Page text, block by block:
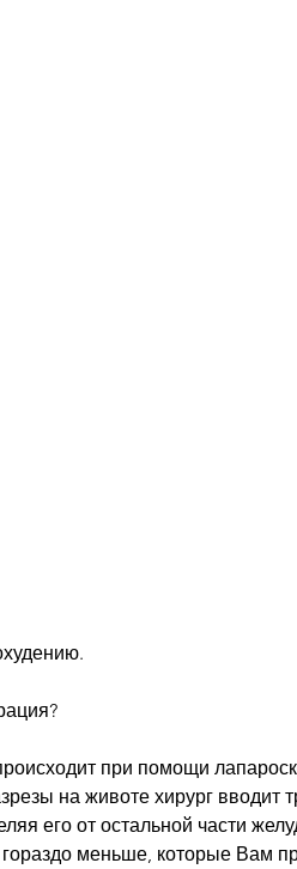
при помощи
на животе хирург вводит
его от остальной части
гораздо меньше, которые Вам